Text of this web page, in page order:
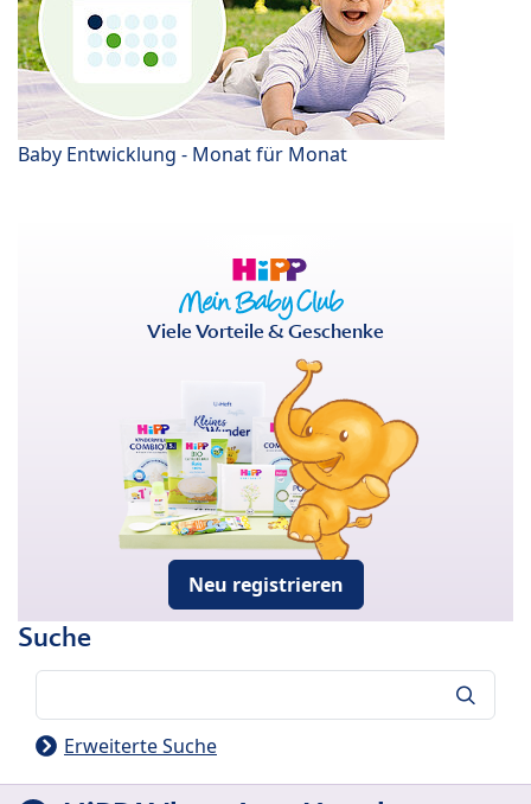
Baby Entwicklung - Monat für Monat
Viele Vorteile & Geschenke
Neu registrieren
Suche
Erweiterte Suche